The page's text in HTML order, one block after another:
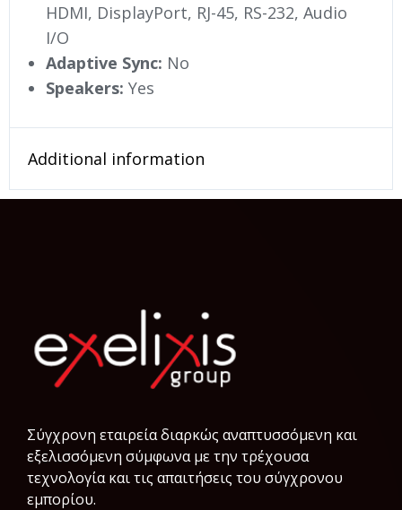
HDMI, DisplayPort, RJ-45, RS-232, Audio
I/O
Adaptive Sync: No
Speakers: Yes
Additional information
Σύγχρονη εταιρεία διαρκώς αναπτυσσόμενη και
εξελισσόμενη σύμφωνα µε την τρέχουσα
τεχνολογία και τις απαιτήσεις του σύγχρονου
εμπορίου.